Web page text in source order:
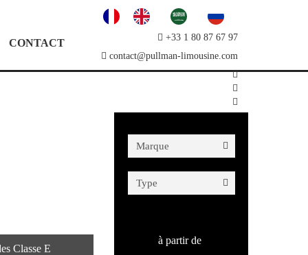
+33 1 80 87 67 97
contact@pullman-limousine.com
CONTACT
à partir de
Classe E